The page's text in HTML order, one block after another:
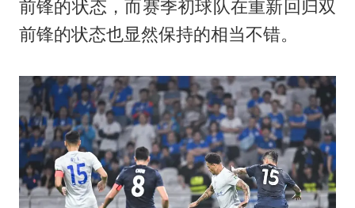
前锋的状态，而赛季初球队在重新回归双
前锋的状态也显然保持的相当不错。